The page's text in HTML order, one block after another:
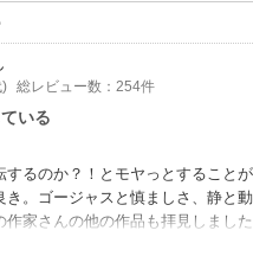
) 総レビュー数：254件
いる
するのか？！とモヤっとすること
。ゴージャスと慎ましさ、静と
作家さんの他の作品も拝見しまし